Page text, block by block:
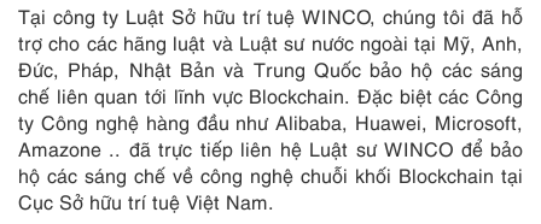
Tại công ty Luật Sở hữu trí tuệ WINCO, chúng tôi đã hỗ
trợ cho các hãng luật và Luật sư nước ngoài tại Mỹ, Anh,
Đức, Pháp, Nhật Bản và Trung Quốc bảo hộ các sáng
chế liên quan tới lĩnh vực Blockchain. Đặc biệt các Công
ty Công nghệ hàng đầu như Alibaba, Huawei, Microsoft,
Amazone .. đã trực tiếp liên hệ Luật sư WINCO để bảo
hộ các sáng chế về công nghệ chuỗi khối Blockchain tại
Cục Sở hữu trí tuệ Việt Nam.